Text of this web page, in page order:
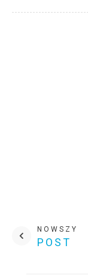
NOWSZY
POST